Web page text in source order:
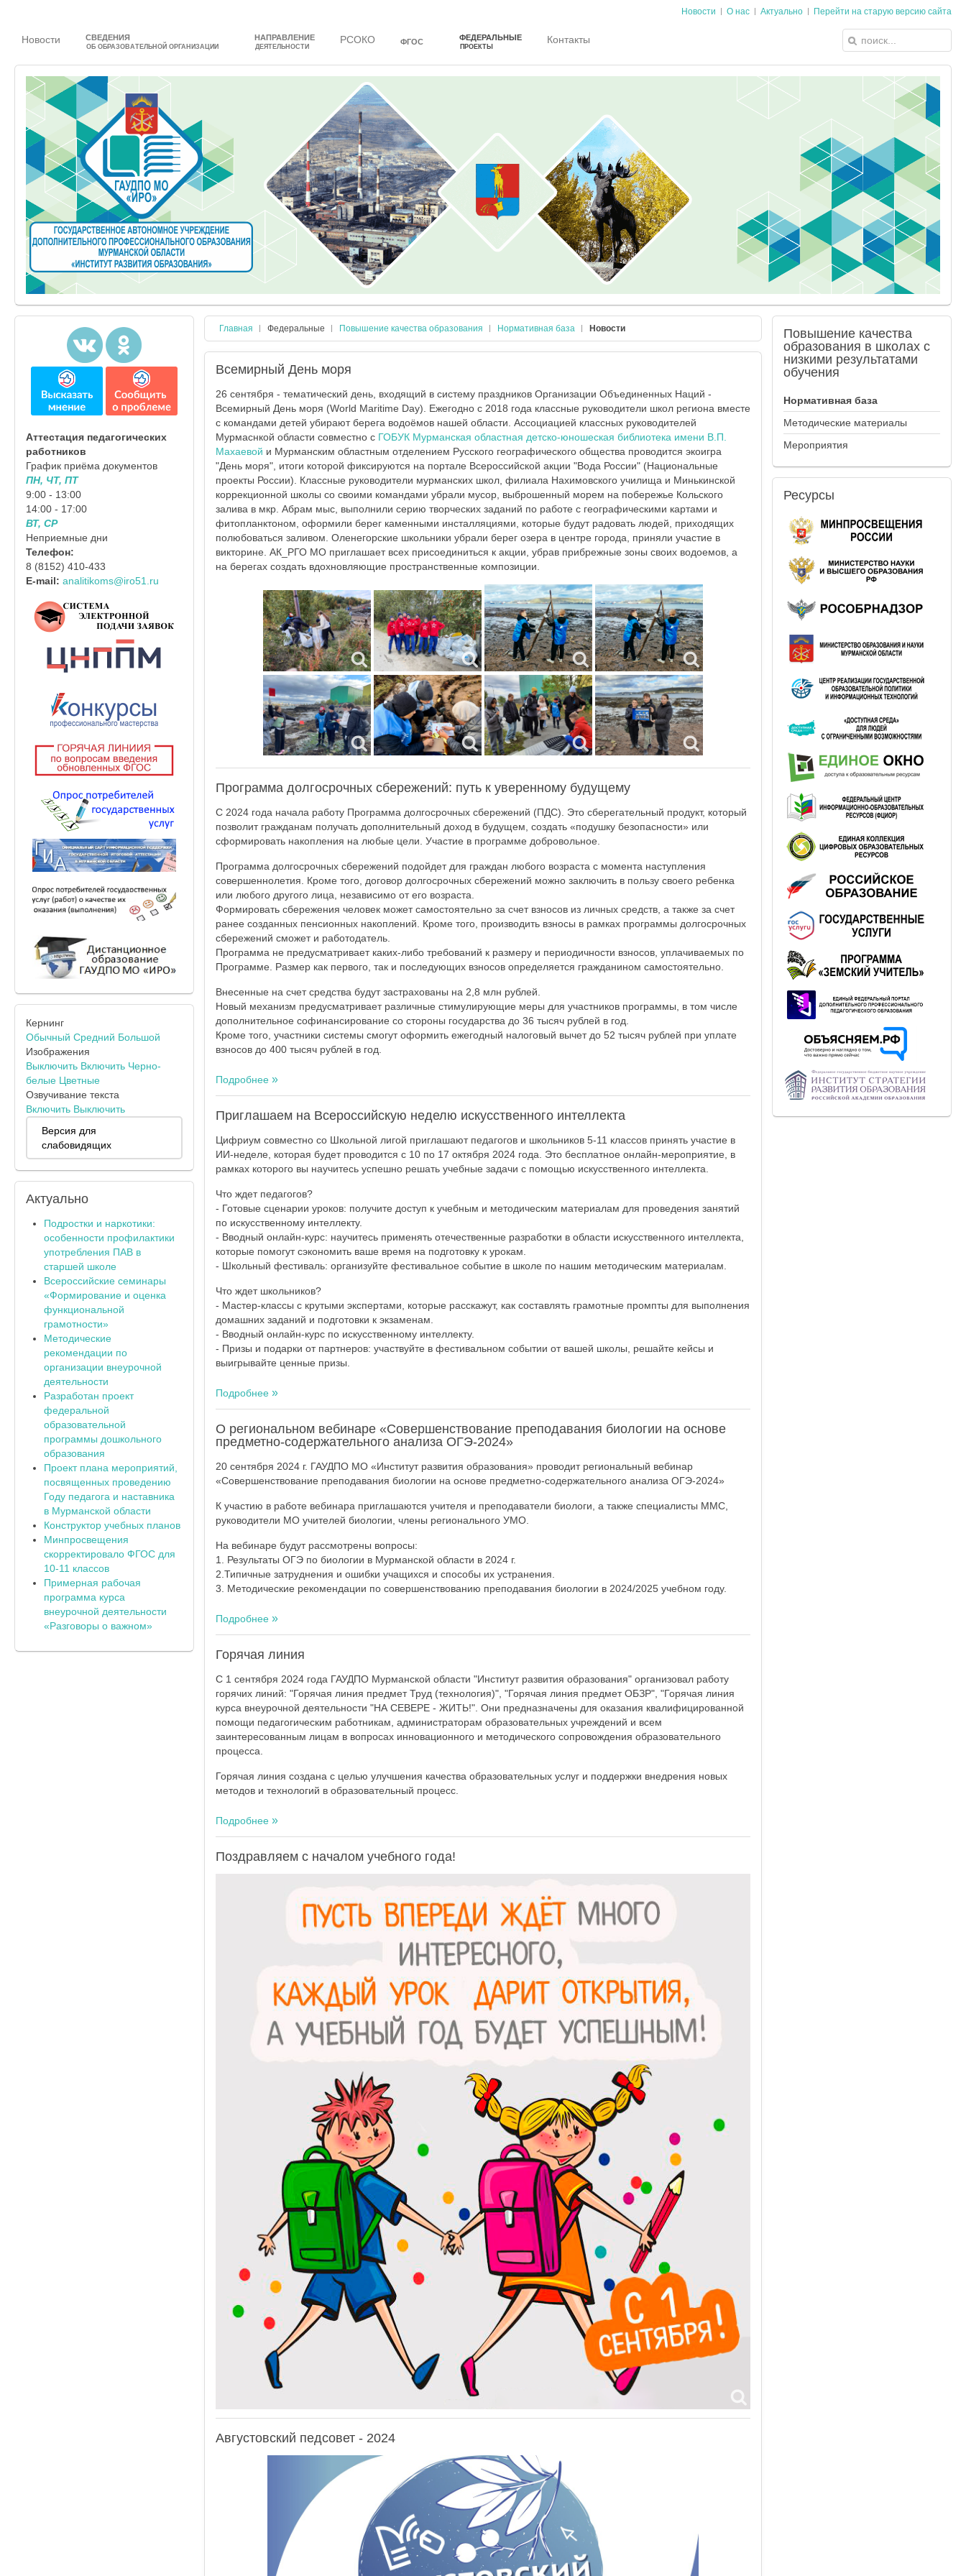
Новости О нас Актуально Перейти на старую версию сайта
Новости СВЕДЕНИЯ
ОБ ОБРАЗОВАТЕЛЬНОЙ ОРГАНИЗАЦИИ
НАПРАВЛЕНИЕ
ДЕЯТЕЛЬНОСТИ
РСОКО ФГОС ФЕДЕРАЛЬНЫЕ
ПРОЕКТЫ
Контакты
Главная Федеральные Повышение качества образования Нормативная база Новости
Всемирный День моря
26 сентября - тематический день, входящий в систему праздников Организации Объединенных Наций -
Всемирный День моря (World Maritime Day). Ежегодно с 2018 года классные руководители школ региона вместе
с командами детей убирают берега водоёмов нашей области. Ассоциацией классных руководителей
Мурмаснкой области совместно с ГОБУК Мурманская областная детско-юношеская библиотека имени В.П.
Махаевой и Мурманским областным отделением Русского географического общества проводится экоигра
"День моря", итоги которой фиксируются на портале Всероссийской акции "Вода России" (Национальные
проекты России). Классные руководители мурманских школ, филиала Нахимовского училища и Минькинской
коррекционной школы со своими командами убрали мусор, выброшенный морем на побережье Кольского
залива в мкр. Абрам мыс, выполнили серию творческих заданий по работе с географическими картами и
фитопланктоном, оформили берег каменными инсталляциями, которые будут радовать людей, приходящих
полюбоваться заливом. Оленегорские школьники убрали берег озера в центре города, приняли участие в
викторине. АК_РГО МО приглашает всех присоединиться к акции, убрав прибрежные зоны своих водоемов, а
на берегах создать вдохновляющие пространственные композиции.
Программа долгосрочных сбережений: путь к уверенному будущему
С 2024 года начала работу Программа долгосрочных сбережений (ПДС). Это сберегательный продукт, который
позволит гражданам получать дополнительный доход в будущем, создать «подушку безопасности» или
сформировать накопления на любые цели. Участие в программе добровольное.
Программа долгосрочных сбережений подойдет для граждан любого возраста с момента наступления
совершеннолетия. Кроме того, договор долгосрочных сбережений можно заключить в пользу своего ребенка
или любого другого лица, независимо от его возраста.
Формировать сбережения человек может самостоятельно за счет взносов из личных средств, а также за счет
ранее созданных пенсионных накоплений. Кроме того, производить взносы в рамках программы долгосрочных
сбережений сможет и работодатель.
Программа не предусматривает каких-либо требований к размеру и периодичности взносов, уплачиваемых по
Программе. Размер как первого, так и последующих взносов определяется гражданином самостоятельно.
Внесенные на счет средства будут застрахованы на 2,8 млн рублей.
Новый механизм предусматривает различные стимулирующие меры для участников программы, в том числе
дополнительное софинансирование со стороны государства до 36 тысяч рублей в год.
Кроме того, участники системы смогут оформить ежегодный налоговый вычет до 52 тысяч рублей при уплате
взносов до 400 тысяч рублей в год.
Подробнее
Приглашаем на Всероссийскую неделю искусственного интеллекта
Цифриум совместно со Школьной лигой приглашают педагогов и школьников 5-11 классов принять участие в
ИИ-неделе, которая будет проводится с 10 по 17 октября 2024 года. Это бесплатное онлайн-мероприятие, в
рамках которого вы научитесь успешно решать учебные задачи с помощью искусственного интеллекта.
Что ждет педагогов?
- Готовые сценарии уроков: получите доступ к учебным и методическим материалам для проведения занятий
по искусственному интеллекту.
- Вводный онлайн-курс: научитесь применять отечественные разработки в области искусственного интеллекта,
которые помогут сэкономить ваше время на подготовку к урокам.
- Школьный фестиваль: организуйте фестивальное событие в школе по нашим методическим материалам.
Что ждет школьников?
- Мастер-классы с крутыми экспертами, которые расскажут, как составлять грамотные промпты для выполнения
домашних заданий и подготовки к экзаменам.
- Вводный онлайн-курс по искусственному интеллекту.
- Призы и подарки от партнеров: участвуйте в фестивальном событии от вашей школы, решайте кейсы и
выигрывайте ценные призы.
Подробнее
О региональном вебинаре «Совершенствование преподавания биологии на основе
предметно-содержательного анализа ОГЭ-2024»
20 сентября 2024 г. ГАУДПО МО «Институт развития образования» проводит региональный вебинар
«Совершенствование преподавания биологии на основе предметно-содержательного анализа ОГЭ-2024»
К участию в работе вебинара приглашаются учителя и преподаватели биологи, а также специалисты ММС,
руководители МО учителей биологии, члены регионального УМО.
На вебинаре будут рассмотрены вопросы:
1. Результаты ОГЭ по биологии в Мурманской области в 2024 г.
2.Типичные затруднения и ошибки учащихся и способы их устранения.
3. Методические рекомендации по совершенствованию преподавания биологии в 2024/2025 учебном году.
Подробнее
Горячая линия
С 1 сентября 2024 года ГАУДПО Мурманской области "Институт развития образования" организовал работу
горячих линий: "Горячая линия предмет Труд (технология)", "Горячая линия предмет ОБЗР", "Горячая линия
курса внеурочной деятельности "НА СЕВЕРЕ - ЖИТЬ!". Они предназначены для оказания квалифицированной
помощи педагогическим работникам, администраторам образовательных учреждений и всем
заинтересованным лицам в вопросах инновационного и методического сопровождения образовательного
процесса.
Горячая линия создана с целью улучшения качества образовательных услуг и поддержки внедрения новых
методов и технологий в образовательный процесс.
Подробнее
Поздравляем с началом учебного года!
Августовский педсовет - 2024
Аттестация педагогических
работников
График приёма документов
ПН, ЧТ, ПТ
9:00 - 13:00
14:00 - 17:00
ВТ, СР
Неприемные дни
Телефон:
8 (8152) 410-433
E-mail: analitikoms@iro51.ru
Кернинг
Обычный Средний Большой
Изображения
Выключить Включить Черно-
белые Цветные
Озвучивание текста
Включить Выключить
Версия для
слабовидящих
Актуально
Подростки и наркотики:
особенности профилактики
употребления ПАВ в
старшей школе
Всероссийские семинары
«Формирование и оценка
функциональной
грамотности»
Методические
рекомендации по
организации внеурочной
деятельности
Разработан проект
федеральной
образовательной
программы дошкольного
образования
Проект плана мероприятий,
посвященных проведению
Году педагога и наставника
в Мурманской области
Конструктор учебных планов
Минпросвещения
скорректировало ФГОС для
10-11 классов
Примерная рабочая
программа курса
внеурочной деятельности
«Разговоры о важном»
Повышение качества
образования в школах с
низкими результатами
обучения
Нормативная база
Методические материалы
Мероприятия
Ресурсы